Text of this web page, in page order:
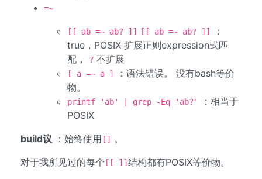
=~
[[ ab =~ ab? ]] [[ ab =~ ab? ]]
：
true，POSIX 扩展正则expression式匹
配，
? 不扩展
[ a =~ a ]
：语法错误。 没有bash等价
物。
printf 'ab' | grep -Eq 'ab?'
：相当于
POSIX
build议 ：始终使用 []
。
对于我所见过的每个 [[ ]] 结构都有POSIX等价物。